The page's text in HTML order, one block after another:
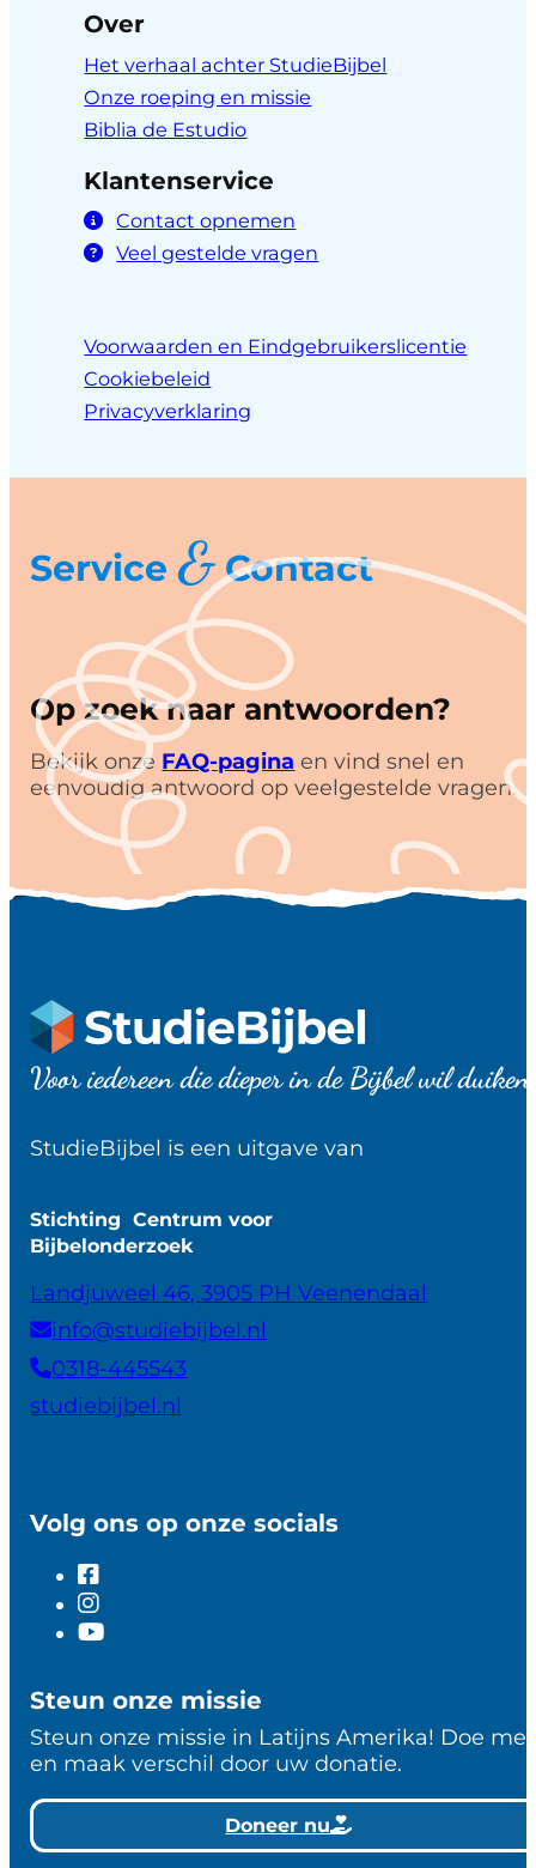
Over
Het verhaal achter StudieBijbel
Onze roeping en missie
Biblia de Estudio
Klantenservice
Contact opnemen
Veel gestelde vragen
Voorwaarden en Eindgebruikerslicentie
Cookiebeleid
Privacyverklaring
Service&Contact
Op zoek naar antwoorden?
Bekijk onze FAQ-pagina en vind snel en
eenvoudig antwoord op veelgestelde vragen.
Voor iedereen die dieper in de Bijbel wil
StudieBijbel is een uitgave van
Stichting Centrum voor
Bijbelonderzoek
Landjuweel 46, 3905 PH Veenendaal
info@studiebijbel.nl
0318-445543
studiebijbel.nl
Volg ons op onze socials
Steun onze missie
Steun onze missie in Latijns Amerika! Doe
en maak verschil door uw donatie.
Doneer nu